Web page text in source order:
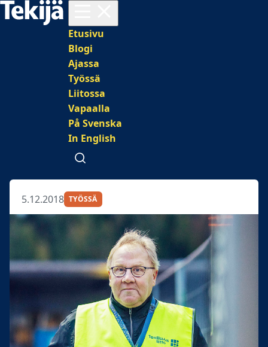
Päävalikko
Etusivu
Blogi
Ajassa
Työssä
Liitossa
Vapaalla
På Svenska
In English
Avaa haku
5.12.2018 TYÖSSÄ